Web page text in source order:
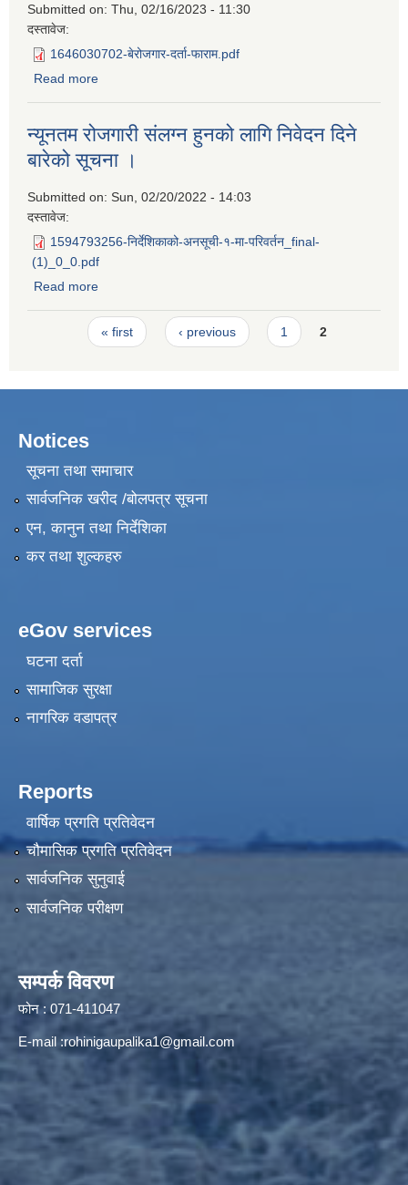
Submitted on: Thu, 02/16/2023 - 11:30
दस्तावेज:
1646030702-बेरोजगार-दर्ता-फाराम.pdf
Read more
न्यूनतम रोजगारी संलग्न हुनको लागि निवेदन दिने
बारेको सूचना ।
Submitted on: Sun, 02/20/2022 - 14:03
दस्तावेज:
1594793256-निर्देशिकाको-अनसूची-१-मा-परिवर्तन_final-
(1)_0_0.pdf
Read more
Pages« first ‹ previous 1 2
Notices
सूचना तथा समाचार
सार्वजनिक खरीद /बोलपत्र सूचना
एन, कानुन तथा निर्देशिका
कर तथा शुल्कहरु
eGov services
घटना दर्ता
सामाजिक सुरक्षा
नागरिक वडापत्र
Reports
वार्षिक प्रगति प्रतिवेदन
चौमासिक प्रगति प्रतिवेदन
सार्वजनिक सुनुवाई
सार्वजनिक परीक्षण
सम्पर्क विवरण
फोन : 071-411047
E-mail :rohinigaupalika1@gmail.com